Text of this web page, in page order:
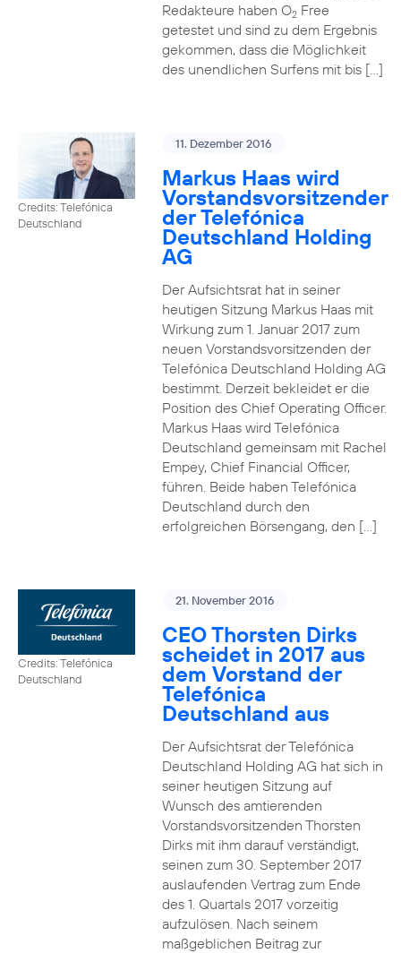
Redakteure haben O2Free
getestet und sind zu dem Ergebnis
gekommen, dass die Möglichkeit
des unendlichen Surfens mit bis […]
Credits: Telefónica
Deutschland
11. Dezember 2016
Markus Haas wird
Vorstandsvorsitzender
der Telefónica
Deutschland Holding
AG
Der Aufsichtsrat hat in seiner
heutigen Sitzung Markus Haas mit
Wirkung zum 1. Januar 2017 zum
neuen Vorstandsvorsitzenden der
Telefónica Deutschland Holding AG
bestimmt. Derzeit bekleidet er die
Position des Chief Operating Officer.
Markus Haas wird Telefónica
Deutschland gemeinsam mit Rachel
Empey, Chief Financial Officer,
führen. Beide haben Telefónica
Deutschland durch den
erfolgreichen Börsengang, den […]
Credits: Telefónica
Deutschland
21. November 2016
CEO Thorsten Dirks
scheidet in 2017 aus
dem Vorstand der
Telefónica
Deutschland aus
Der Aufsichtsrat der Telefónica
Deutschland Holding AG hat sich in
seiner heutigen Sitzung auf
Wunsch des amtierenden
Vorstandsvorsitzenden Thorsten
Dirks mit ihm darauf verständigt,
seinen zum 30. September 2017
auslaufenden Vertrag zum Ende
des 1. Quartals 2017 vorzeitig
aufzulösen. Nach seinem
maßgeblichen Beitrag zur